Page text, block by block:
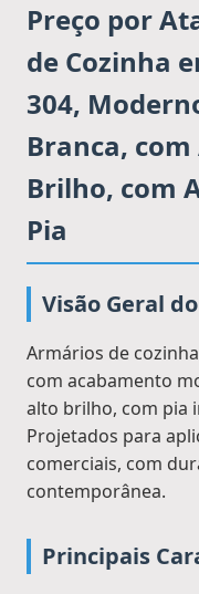
Preço por
de Cozinha
304,
Branca,
Brilho, com
Pia
Visão Geral
Armários de
com acabamento
alto brilho, com pia
Projetados para
comerciais, com
contemporânea.
Principais